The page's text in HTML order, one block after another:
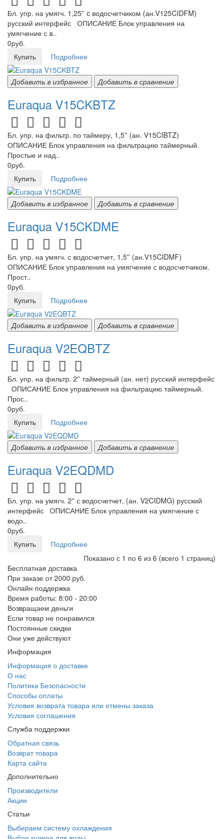
Бл. упр. на умягч. 1,25'' c водосчетчиком (ан.V125CIDFM)
русский интерфейс ОПИСАНИЕ Блок управления на
умягчение с в..
0руб.
Купить
Подробнее
Добавить в избранное Добавить в сравнение
Euraqua V15CKBTZ
Бл. упр. на фильтр. по таймеру, 1,5'' (ан. V15CIBTZ)
ОПИСАНИЕ Блок управления на фильтрацию таймерный.
Простые и над..
0руб.
Купить
Подробнее
Добавить в избранное Добавить в сравнение
Euraqua V15CKDME
Бл. упр. на умягч. с водосчетчет, 1,5'' (ан.V15CIDMF)
ОПИСАНИЕ Блок управления на умягчение с водосчетчиком.
Прост..
0руб.
Купить
Подробнее
Добавить в избранное Добавить в сравнение
Euraqua V2EQBTZ
Бл. упр. на фильтр. 2'' таймерный (ан. нет) русский интерфейс
ОПИСАНИЕ Блок управления на фильтрацию таймерный.
Прос..
0руб.
Купить
Подробнее
Добавить в избранное Добавить в сравнение
Euraqua V2EQDMD
Бл. упр. на умягч. 2'' с водосчетчет, (ан. V2CIDMG) русский
интерфейс ОПИСАНИЕ Блок управления на умягчение с
водо..
0руб.
Купить
Подробнее
Показано с 1 по 6 из 6 (всего 1 страниц)
Бесплатная доставка
При заказе от 2000 руб.
Онлайн поддержка
Время работы: 8:00 - 20:00
Возвращаем деньги
Если товар не понравился
Постоянные скидки
Они уже действуют
Информация
Информация о доставке
О нас
Политика Безопасности
Способы оплаты
Условия возврата товара или отмены заказа
Условия соглашения
Служба поддержки
Обратная связь
Возврат товара
Карта сайта
Дополнительно
Производители
Акции
Статьи
Выбираем систему охлаждения